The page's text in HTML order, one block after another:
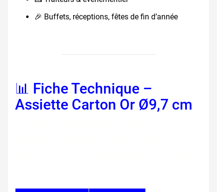
🎉 Buffets, réceptions, fêtes de fin d’année
📊 Fiche Technique –
Assiette Carton Or Ø9,7 cm